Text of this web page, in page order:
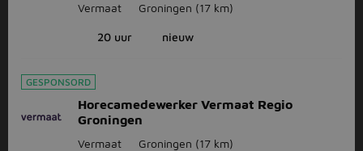
Vermaat Groningen (17 km)
20 uur nieuw
GESPONSORD
Horecamedewerker Vermaat Regio
Groningen
Vermaat Groningen (17 km)